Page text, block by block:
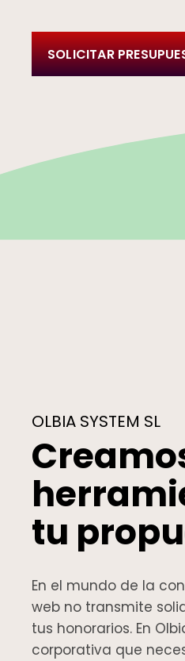
SOLICITAR
OLBIA SYSTEM SL
tu
En el mundo de la
web no transmite
tus honorarios. En
corporativa que